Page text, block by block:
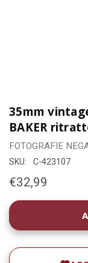
35mm
BAKER
FOTOGRAFIE
SKU: C-423107
€32,99
DISPONIBILITÀ
ATTUALE: